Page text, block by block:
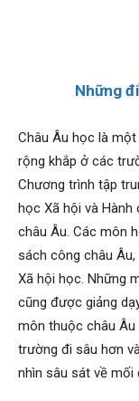
Những
Châu Âu học là
rộng khắp ở các
Chương trình tập
học Xã hội và
châu Âu. Các môn
sách công châu
Xã hội học. Những
cũng được giảng
môn thuộc châu
trường đi sâu hơn
nhìn sâu sát về mối